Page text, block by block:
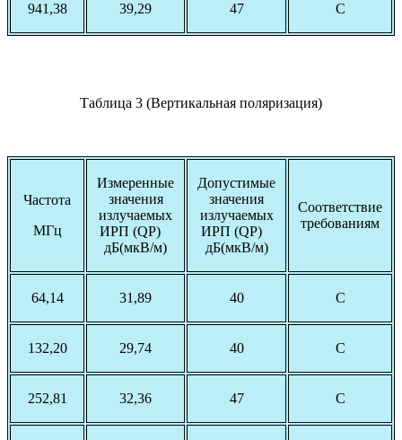
941,38 39,29 47 С
Таблица 3 (Вертикальная поляризация)
Частота
МГц
Измеренные
значения
излучаемых
ИРП (QP)
дБ(мкВ/м)
Допустимые
значения
излучаемых
ИРП (QP)
дБ(мкВ/м)
Соответствие
требованиям
64,14 31,89 40 С
132,20 29,74 40 С
252,81 32,36 47 С